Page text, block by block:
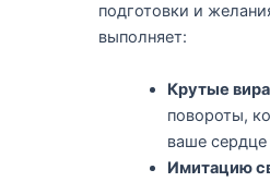
подготовки и
выполняет:
Крутые
повороты,
ваше
Имитацию